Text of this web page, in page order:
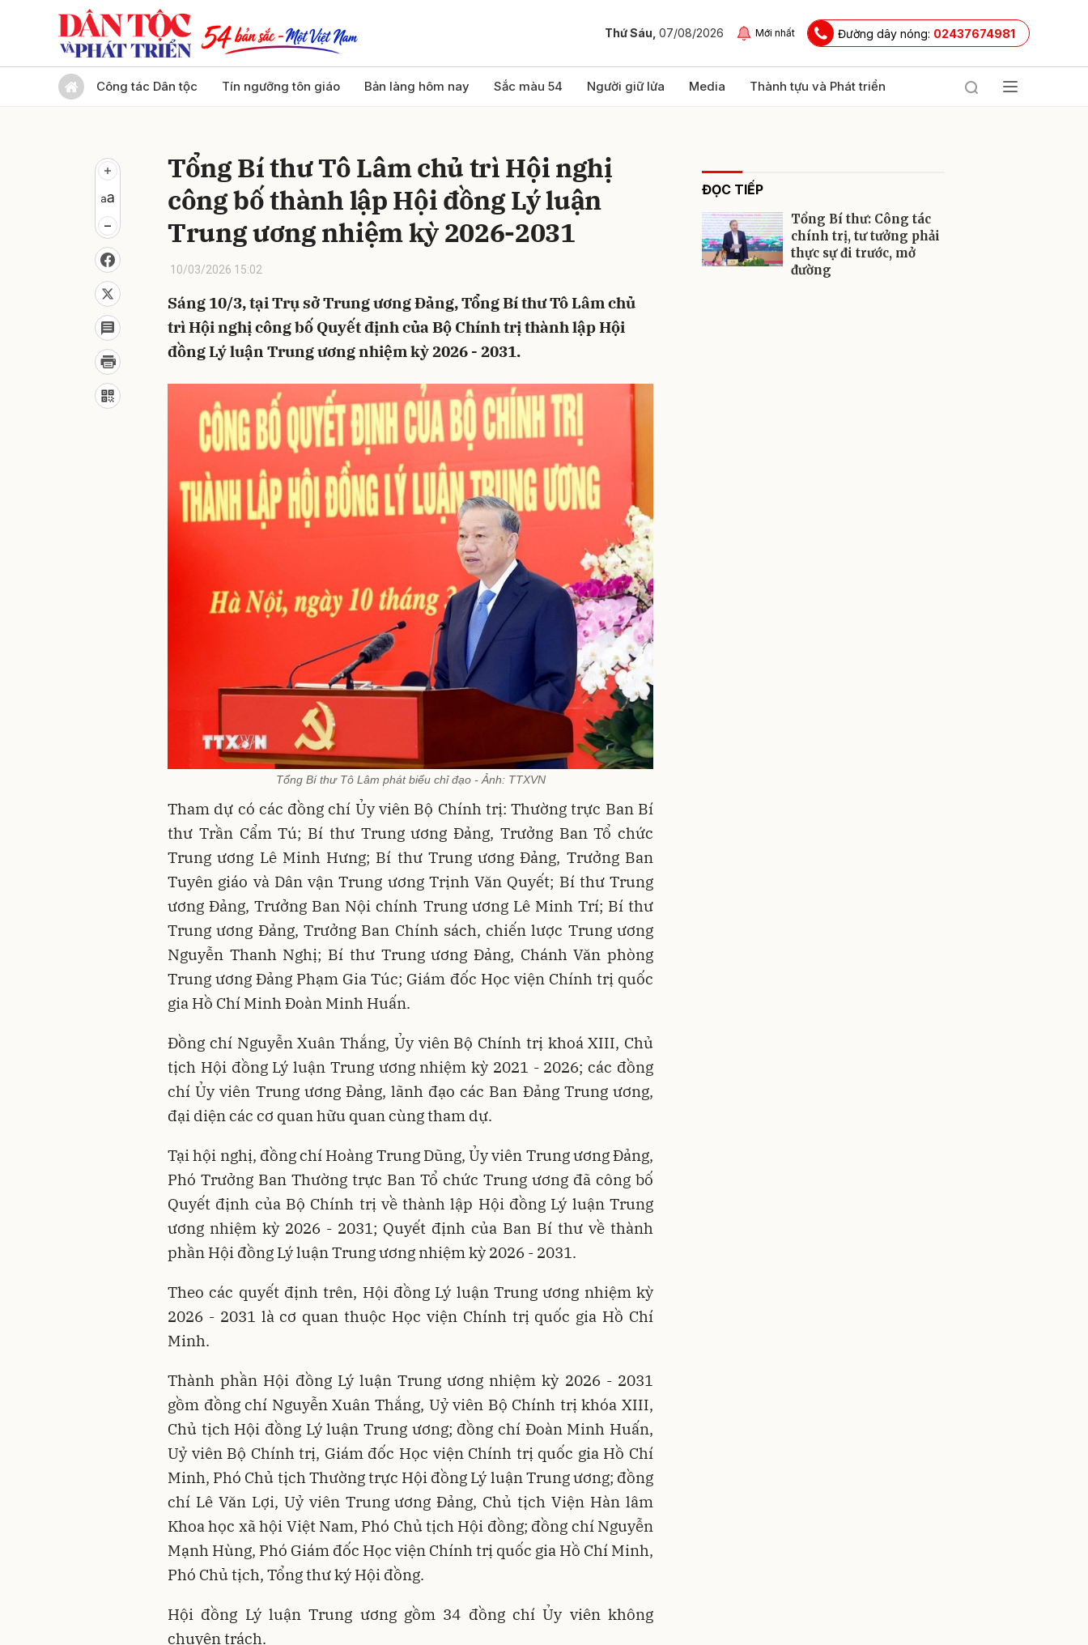
Thứ Sáu, 07/08/2026 Mới nhất Đường dây nóng: 02437674981
Công tác Dân tộc Tín ngưỡng tôn giáo Bản làng hôm nay Sắc màu 54 Người giữ lửa Media Thành tựu và Phát triển
Tổng Bí thư Tô Lâm chủ trì Hội nghị
công bố thành lập Hội đồng Lý luận
Trung ương nhiệm kỳ 2026-2031
10/03/2026 15:02
Sáng 10/3, tại Trụ sở Trung ương Đảng, Tổng Bí thư Tô Lâm chủ
trì Hội nghị công bố Quyết định của Bộ Chính trị thành lập Hội
đồng Lý luận Trung ương nhiệm kỳ 2026 - 2031.
Tổng Bí thư Tô Lâm phát biểu chỉ đạo - Ảnh: TTXVN
Tham dự có các đồng chí Ủy viên Bộ Chính trị: Thường trực Ban Bí
thư Trần Cẩm Tú; Bí thư Trung ương Đảng, Trưởng Ban Tổ chức
Trung ương Lê Minh Hưng; Bí thư Trung ương Đảng, Trưởng Ban
Tuyên giáo và Dân vận Trung ương Trịnh Văn Quyết; Bí thư Trung
ương Đảng, Trưởng Ban Nội chính Trung ương Lê Minh Trí; Bí thư
Trung ương Đảng, Trưởng Ban Chính sách, chiến lược Trung ương
Nguyễn Thanh Nghị; Bí thư Trung ương Đảng, Chánh Văn phòng
Trung ương Đảng Phạm Gia Túc; Giám đốc Học viện Chính trị quốc
gia Hồ Chí Minh Đoàn Minh Huấn.
Đồng chí Nguyễn Xuân Thắng, Ủy viên Bộ Chính trị khoá XIII, Chủ
tịch Hội đồng Lý luận Trung ương nhiệm kỳ 2021 - 2026; các đồng
chí Ủy viên Trung ương Đảng, lãnh đạo các Ban Đảng Trung ương,
đại diện các cơ quan hữu quan cùng tham dự.
Tại hội nghị, đồng chí Hoàng Trung Dũng, Ủy viên Trung ương Đảng,
Phó Trưởng Ban Thường trực Ban Tổ chức Trung ương đã công bố
Quyết định của Bộ Chính trị về thành lập Hội đồng Lý luận Trung
ương nhiệm kỳ 2026 - 2031; Quyết định của Ban Bí thư về thành
phần Hội đồng Lý luận Trung ương nhiệm kỳ 2026 - 2031.
Theo các quyết định trên, Hội đồng Lý luận Trung ương nhiệm kỳ
2026 - 2031 là cơ quan thuộc Học viện Chính trị quốc gia Hồ Chí
Minh.
Thành phần Hội đồng Lý luận Trung ương nhiệm kỳ 2026 - 2031
gồm đồng chí Nguyễn Xuân Thắng, Uỷ viên Bộ Chính trị khóa XIII,
Chủ tịch Hội đồng Lý luận Trung ương; đồng chí Đoàn Minh Huấn,
Uỷ viên Bộ Chính trị, Giám đốc Học viện Chính trị quốc gia Hồ Chí
Minh, Phó Chủ tịch Thường trực Hội đồng Lý luận Trung ương; đồng
chí Lê Văn Lợi, Uỷ viên Trung ương Đảng, Chủ tịch Viện Hàn lâm
Khoa học xã hội Việt Nam, Phó Chủ tịch Hội đồng; đồng chí Nguyễn
Mạnh Hùng, Phó Giám đốc Học viện Chính trị quốc gia Hồ Chí Minh,
Phó Chủ tịch, Tổng thư ký Hội đồng.
Hội đồng Lý luận Trung ương gồm 34 đồng chí Ủy viên không
chuyên trách.
ĐỌC TIẾP
Tổng Bí thư: Công tác
chính trị, tư tưởng phải
thực sự đi trước, mở
đường
Gửi bình luận
Gửi